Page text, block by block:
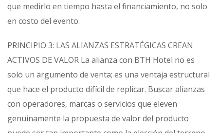
que medirlo en tiempo hasta el financiamiento, no solo
en costo del evento.
PRINCIPIO 3: LAS ALIANZAS ESTRATÉGICAS CREAN
ACTIVOS DE VALOR La alianza con BTH Hotel no es
solo un argumento de venta; es una ventaja estructural
que hace el producto difícil de replicar. Buscar alianzas
con operadores, marcas o servicios que eleven
genuinamente la propuesta de valor del producto